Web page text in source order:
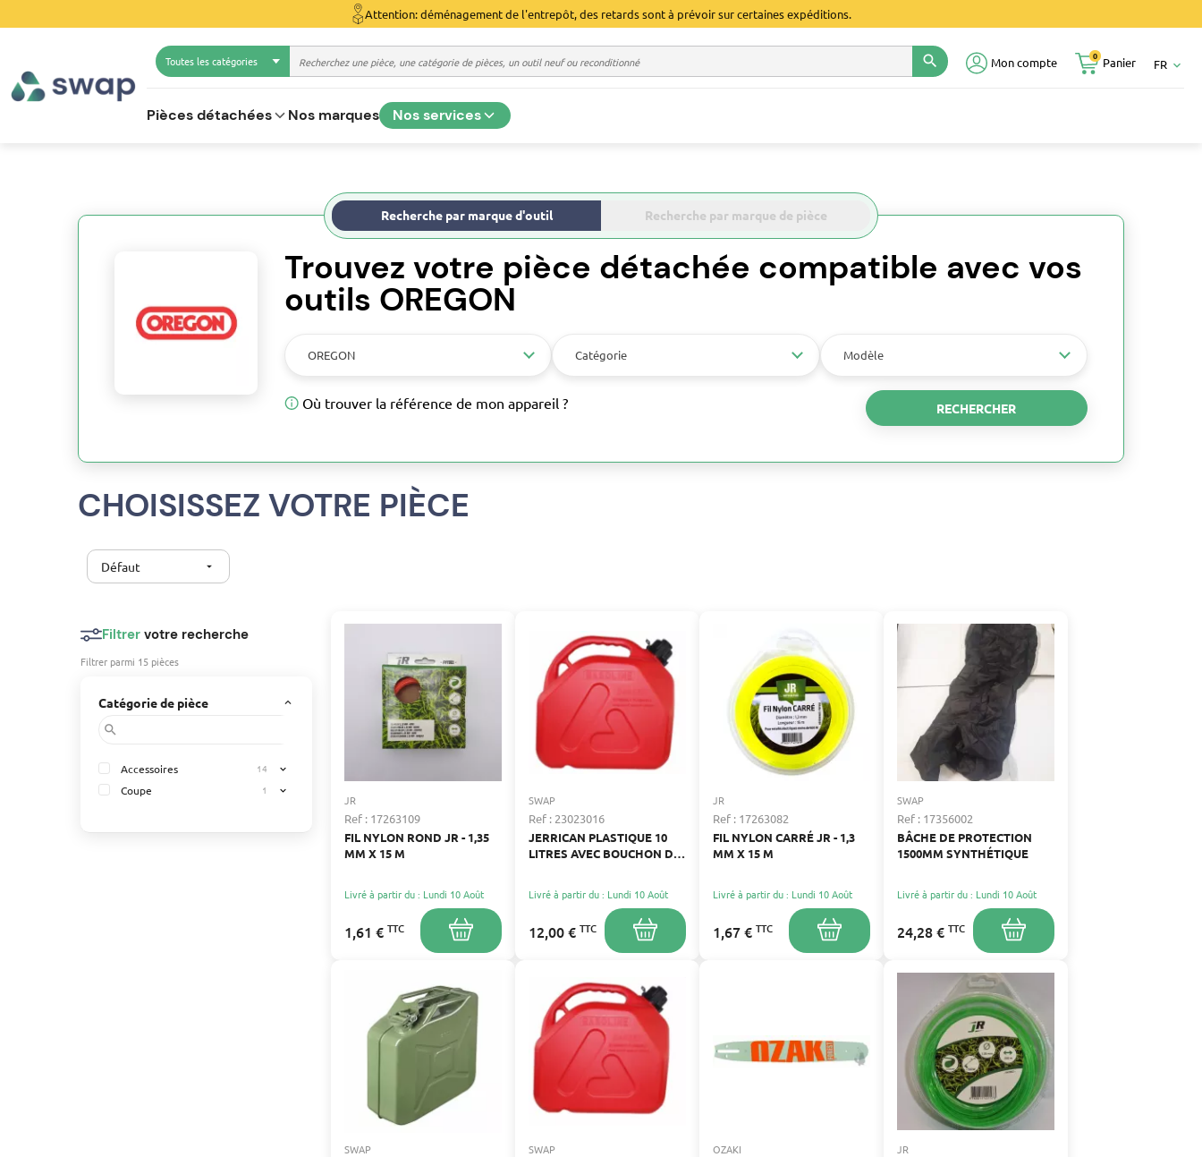
Attention: déménagement de l'entrepôt, des retards sont à prévoir sur certaines expéditions.
Toutes les catégories search Mon compte Panier
0
FR keyboard_arrow_down
Pièces détachées Nos marques Nos services
Recherche par marque d'outil Recherche par marque de pièce
Trouvez votre pièce détachée compatible avec vos
outils OREGON
OREGON Catégorie Modèle
Où trouver la référence de mon appareil ? RECHERCHER
CHOISISSEZ VOTRE PIÈCE
Défaut arrow_drop_down
Filtrer votre recherche
Filtrer parmi 15 pièces
Catégorie de pièce keyboard_arrow_up
search
Accessoires 14 expand_more
Coupe 1 expand_more
JR
Ref : 17263109
FIL NYLON ROND JR - 1,35
MM X 15 M
Livré à partir du : Lundi 10 Août
1,61 € TTC
SWAP
Ref : 23023016
JERRICAN PLASTIQUE 10
LITRES AVEC BOUCHON DE
Livré à partir du : Lundi 10 Août
12,00 € TTC
JR
Ref : 17263082
FIL NYLON CARRÉ JR - 1,3
MM X 15 M
Livré à partir du : Lundi 10 Août
1,67 € TTC
SWAP
Ref : 17356002
BÂCHE DE PROTECTION
1500MM SYNTHÉTIQUE
Livré à partir du : Lundi 10 Août
24,28 € TTC
SWAP SWAP OZAKI JR